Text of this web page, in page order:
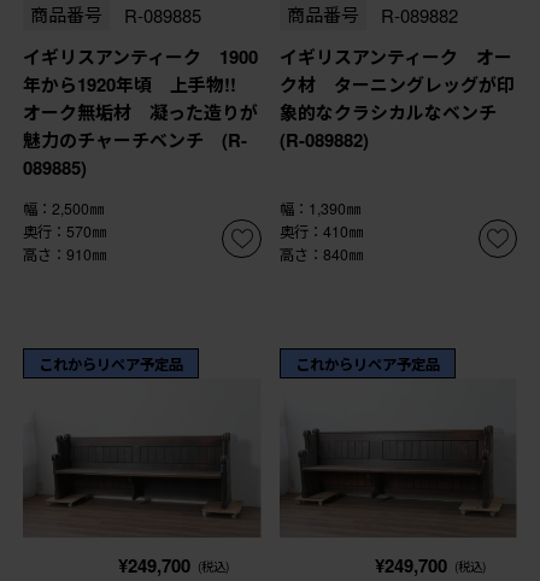
商品番号 R-089885
イギリスアンティーク 1900
年から1920年頃 上手物!!
オーク無垢材 凝った造りが
魅力のチャーチベンチ (R-
089885)
幅：2,500㎜
奥行：570㎜
高さ：910㎜
商品番号 R-089882
イギリスアンティーク オー
ク材 ターニングレッグが印
象的なクラシカルなベンチ
(R-089882)
幅：1,390㎜
奥行：410㎜
高さ：840㎜
これからリペア予定品
¥249,700 (税込)
これからリペア予定品
¥249,700 (税込)